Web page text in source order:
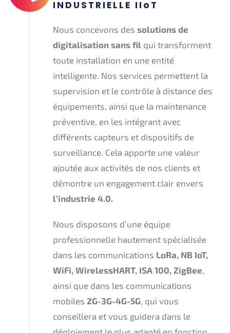
INDUSTRIELLE IIoT
Nous concevons dessolutions de
digitalisation sans fil qui transforment
toute installation en une entité
intelligente. Nos services permettent la
supervision et le contrôle à distance des
équipements, ainsi que la maintenance
préventive, en les intégrant avec
différents capteurs et dispositifs de
surveillance. Cela apporte une valeur
ajoutée aux activités de nos clients et
démontre un engagement clair envers
l’industrie 4.0.
Nous disposons d’une équipe
professionnelle hautement spécialisée
dans les communications LoRa, NB IoT,
WiFi, WirelessHART, ISA 100, ZigBee
ainsi que dans les communications
mobiles 2G-3G-4G-5G , qui vous
conseillera et vous guidera dans le